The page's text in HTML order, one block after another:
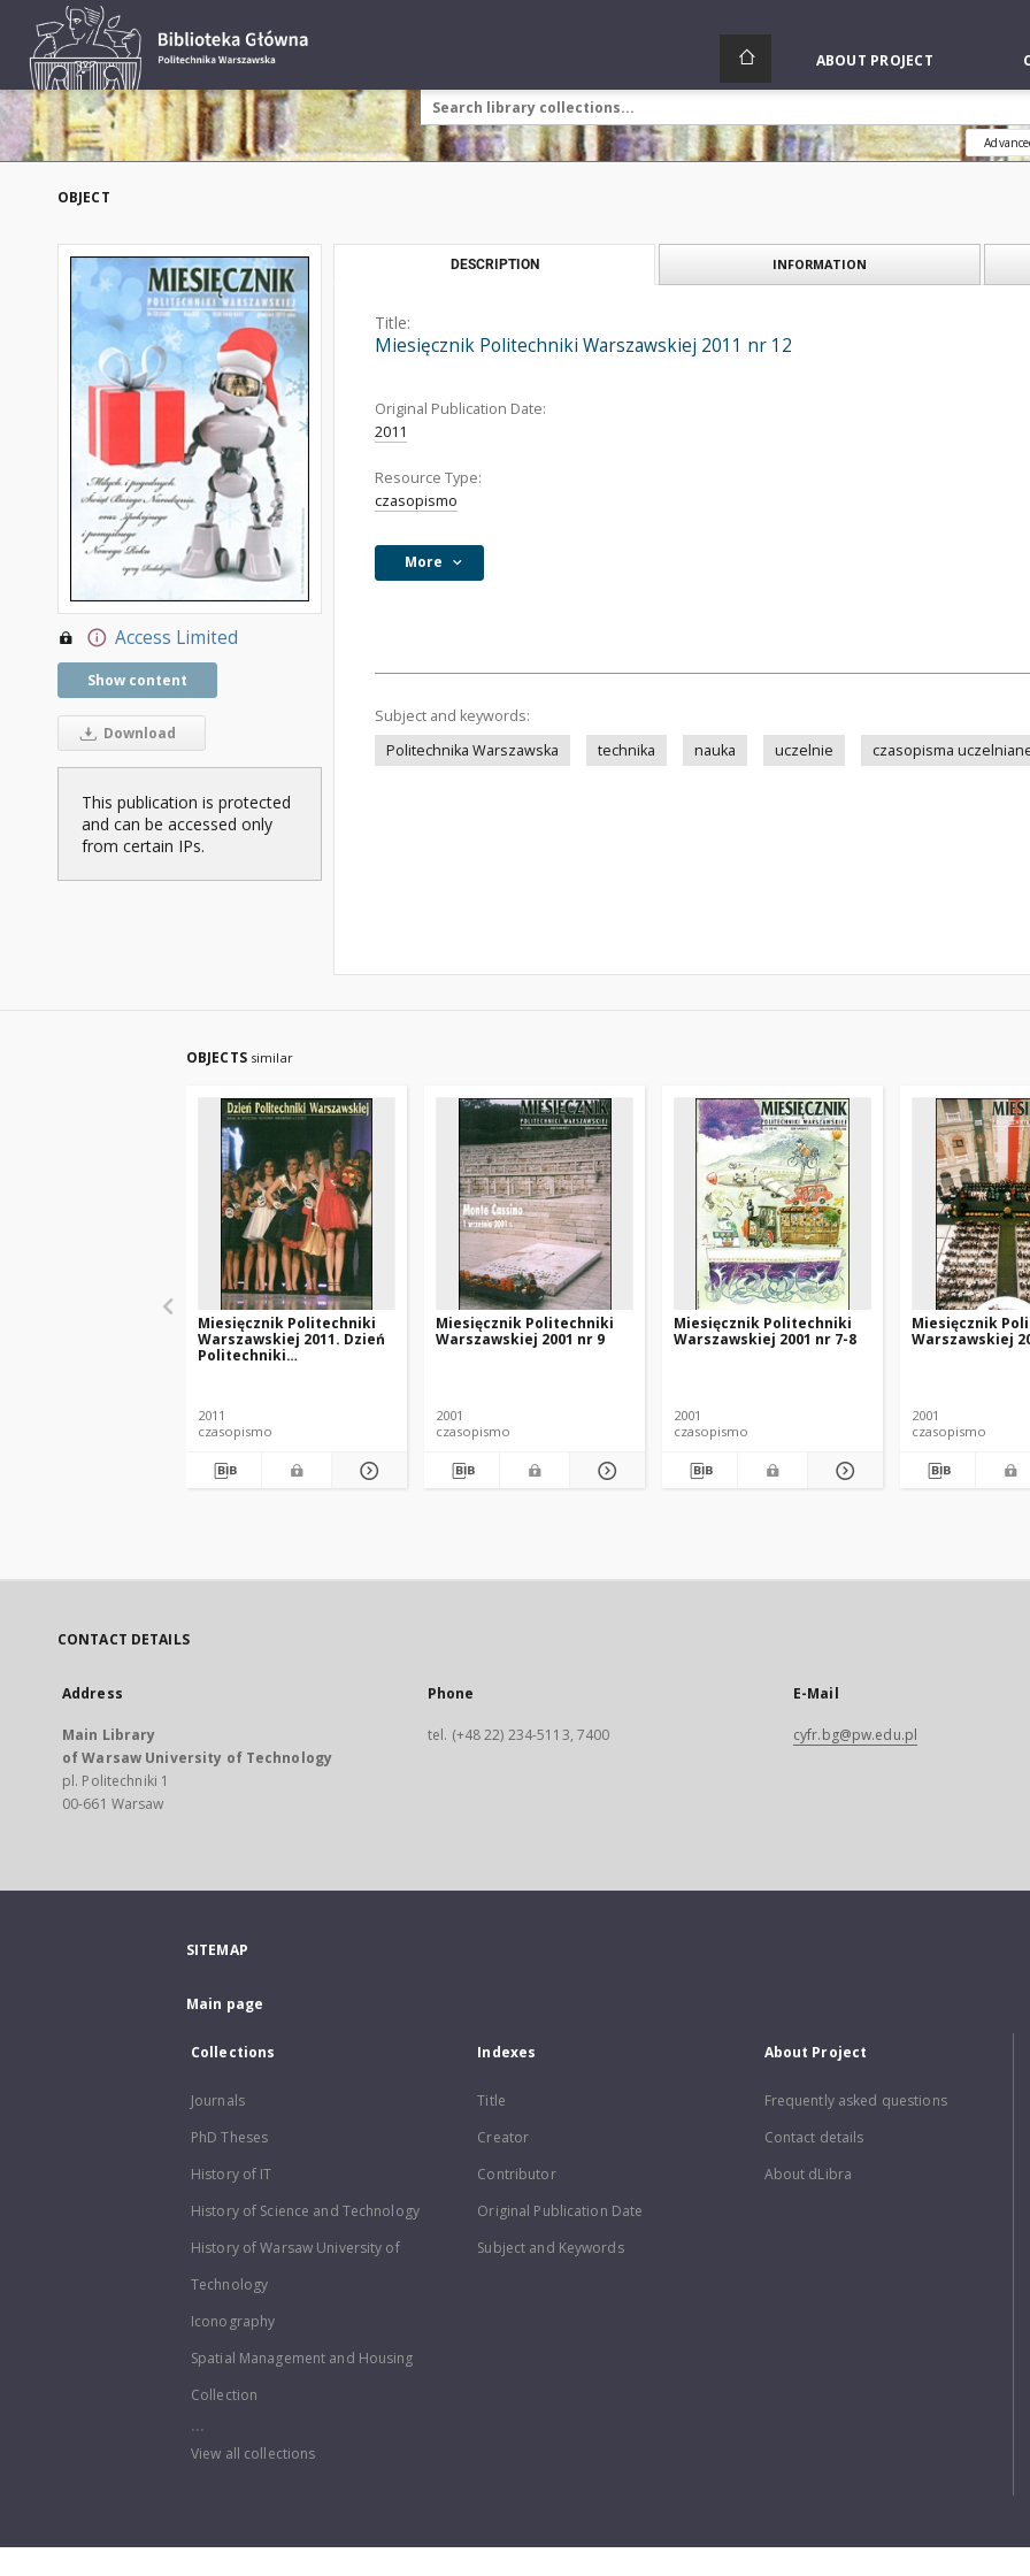
ABOUT PROJECT
OBJECT
Access Limited
Show content
Download
This publication is protected
and can be accessed only
from certain IPs.
DESCRIPTION INFORMATION
Title:
Miesięcznik Politechniki Warszawskiej 2011 nr 12
Original Publication Date:
2011
Resource Type:
czasopismo
More
Subject and keywords:
Politechnika Warszawska
technika nauka uczelnie czasopisma
OBJECTS similar
Miesięcznik Politechniki
Warszawskiej 2011. Dzień
Politechniki
2011
czasopismo
Miesięcznik Politechniki
Warszawskiej 2001 nr 9
2001
czasopismo
Miesięcznik Politechniki
Warszawskiej 2001 nr 7-8
2001
czasopismo
Miesięcznik
Warszawskiej
2001
czasopismo
CONTACT DETAILS
Address
Main Library
of Warsaw University of Technology
pl. Politechniki 1
00-661 Warsaw
Phone
tel. (+48 22) 234-5113, 7400
E-Mail
cyfr.bg@pw.edu.pl
SITEMAP
Main page
Collections
Journals
PhD Theses
History of IT
History of Science and Technology
History of Warsaw University of
Technology
Iconography
Spatial Management and Housing
Collection
...
View all collections
Indexes
Title
Creator
Contributor
Original Publication Date
Subject and Keywords
About Project
Frequently asked questions
Contact details
About dLibra